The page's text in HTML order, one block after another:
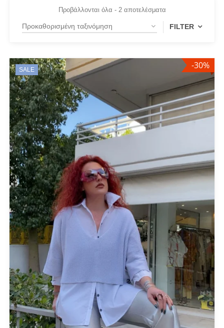
Προβάλλονται όλα - 2 αποτελέσματα
FILTER
FILTER BY
Beige (2)
Black (2)
Bordeaux
Brown (1)
Fuchsia (2)
Gold
Orange (1)
Anthracite (1)
(1)
PRODUCT CATEGORIES
Actitude Twinset
SALE -30%